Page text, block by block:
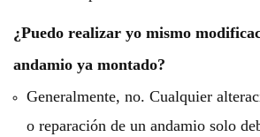
¿Puedo realizar yo mismo
andamio ya montado?
Generalmente, no. Cualquier
o reparación de un andamio solo